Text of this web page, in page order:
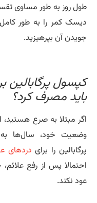
روز به طور مساوی تقسیم
کمر را به طور کامل با
آن بپرهیزید.
پرگابالین
مصرف کرد؟
مبتلا به صرع هستید، این
خود، سال‌ها به
را برایدردهای
پس از رفع علائم،
نکند.